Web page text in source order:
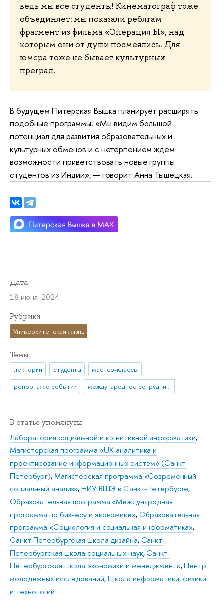
ведь мы все студенты! Кинематограф тоже
объединяет: мы показали ребятам
фрагмент из фильма «Операция Ы», над
которым они от души посмеялись. Для
юмора тоже не бывает культурных
преград.
В будущем Питерская Вышка планирует расширять
подобные программы. «Мы видим большой
потенциал для развития образовательных и
культурных обменов и с нетерпением ждем
возможности приветствовать новые группы
студентов из Индии», — говорит Анна Тышецкая.
Дата
18 июня 2024
Рубрики
Университетская жизнь
Темы
лектории студенты
мастер-классы
репортаж о событии
международное сотрудничество
В статье упомянуты
Лаборатория социальной и когнитивной информатики,
Магистерская программа «UX-аналитика и
проектирование информационных систем» (Санкт-
Петербург),Магистерская программа «Современный
социальный анализ»,НИУ ВШЭ в Санкт-Петербурге,
Образовательная программа «Международная
программа по бизнесу и экономике»,Образовательная
программа «Социология и социальная информатика»,
Санкт-Петербургская школа дизайна,Санкт-
Петербургская школа социальных наук,Санкт-
Петербургская школа экономики и менеджмента,Центр
молодежных исследований,Школа информатики, физики
и технологий